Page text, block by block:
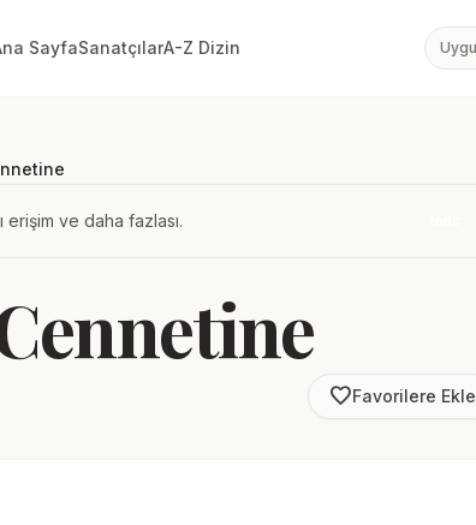
SayfaSanatçılarA-Z Dizin
erişim ve daha fazlası.
favorite_borderFavorilere Ekle